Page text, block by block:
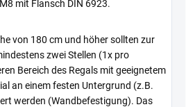
mit Flansch DIN 6923.
von 180 cm und höher sollten zur
zwei Stellen (1x pro
Bereich des Regals mit geeignetem
an einem festen Untergrund (z.B.
werden (Wandbefestigung). Das